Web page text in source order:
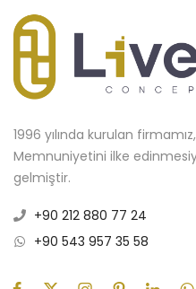
1996 yılında kurulan
Memnuniyetini ilke
gelmiştir.
+90 212 880 77 24
+90 543 957 35 58